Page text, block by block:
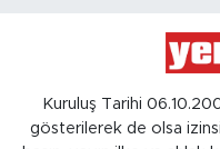
Kuruluş Tarihi
gösterilerek de olsa